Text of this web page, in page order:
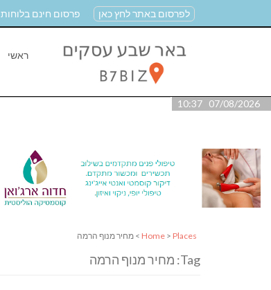
לפרסום באתר לחץ כאן פרסום חינם בלוחות
ראשי
07/08/2026 10:37
Home > Places > מחיר מנוף הרמה
Tag: מחיר מנוף הרמה